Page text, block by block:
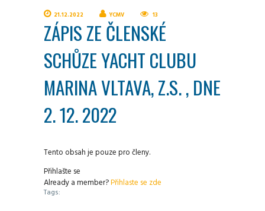
21.12.2022 YCMV 13
ZÁPIS ZE ČLENSKÉ
SCHŮZE YACHT CLUBU
MARINA VLTAVA, Z.S. , DNE
2. 12. 2022
Tento obsah je pouze pro členy.
Přihlašte se
Already a member?Přihlaste se zde
Tags: